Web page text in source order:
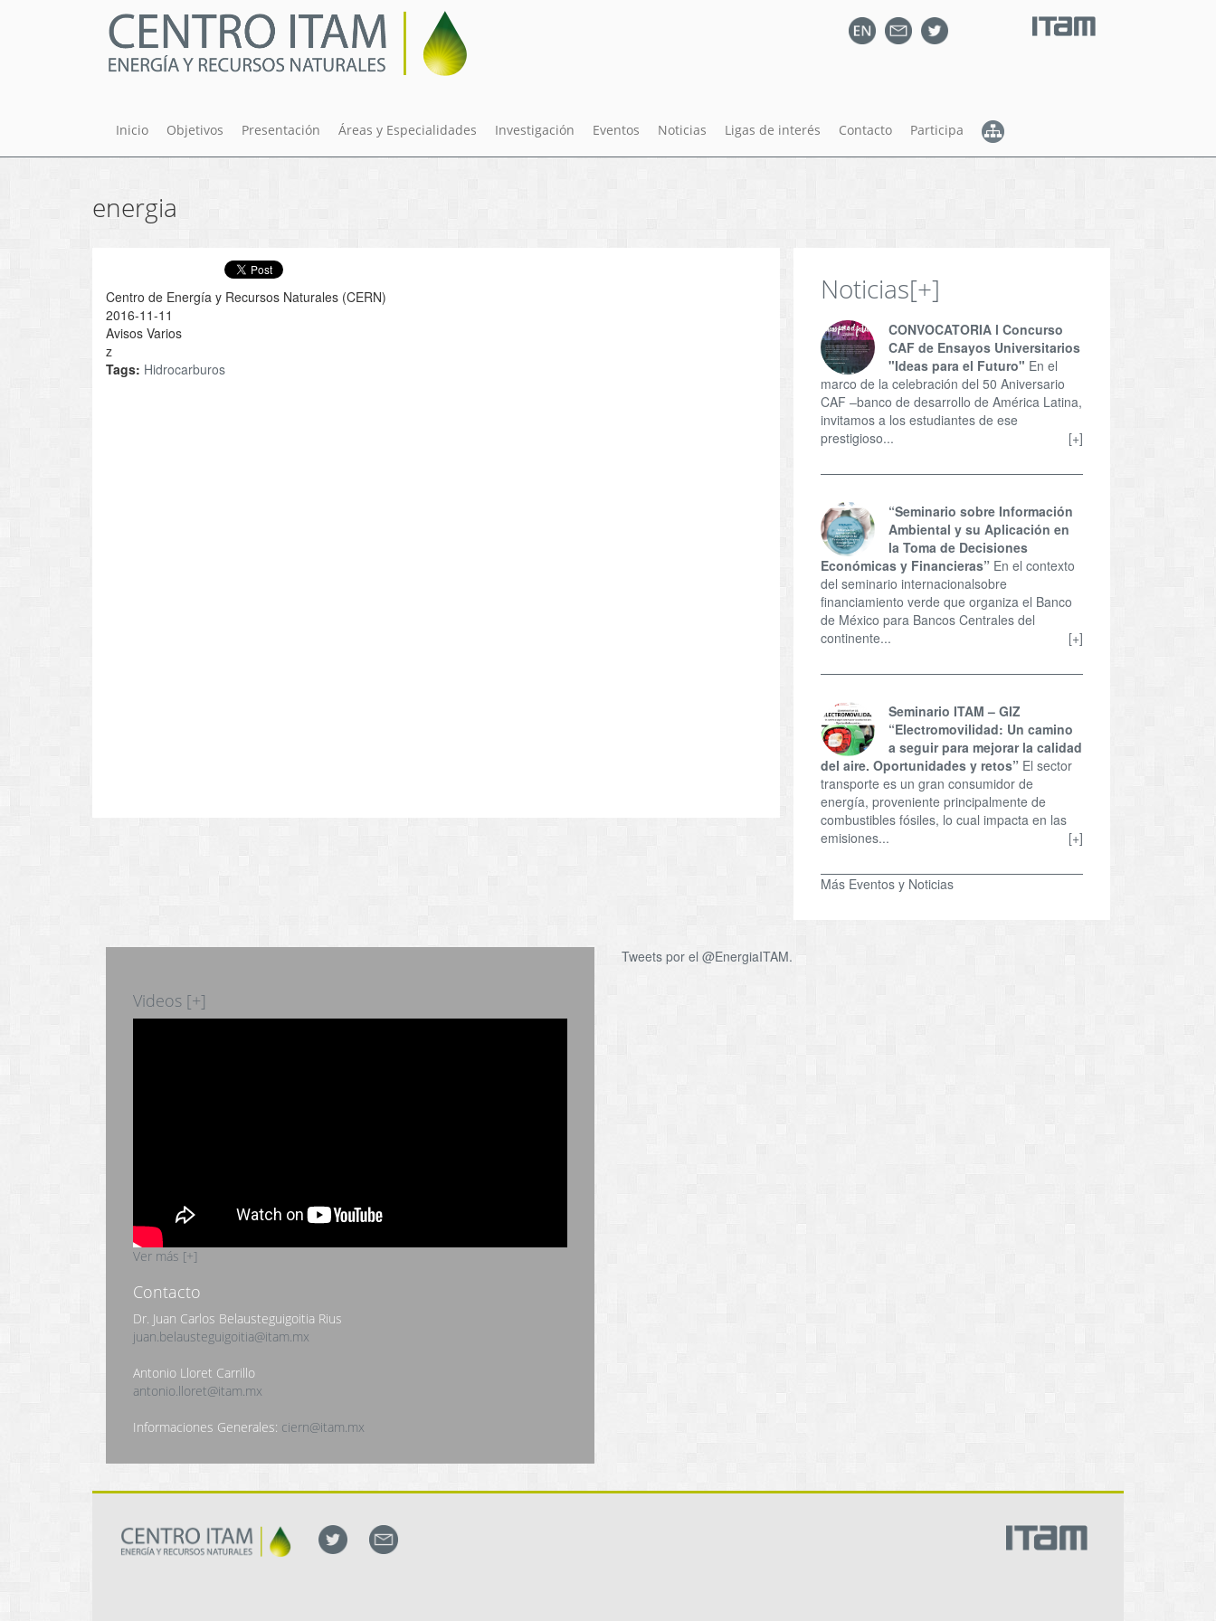
Inicio Objetivos Presentación Áreas y Especialidades Investigación Eventos Noticias Ligas de interés Contacto Participa
energia
Centro de Energía y Recursos Naturales (CERN)
2016-11-11
Avisos Varios
z
Tags: Hidrocarburos
Noticias[+]
CONVOCATORIA l Concurso
CAF de Ensayos Universitarios
"Ideas para el Futuro" En el
marco de la celebración del 50 Aniversario
CAF –banco de desarrollo de América Latina,
invitamos a los estudiantes de ese
prestigioso...
[+]
“Seminario sobre Información
Ambiental y su Aplicación en
la Toma de Decisiones
Económicas y Financieras” En el contexto
del seminario internacionalsobre
financiamiento verde que organiza el Banco
de México para Bancos Centrales del
continente...
[+]
Seminario ITAM – GIZ
“Electromovilidad: Un camino
a seguir para mejorar la calidad
del aire. Oportunidades y retos” El sector
transporte es un gran consumidor de
energía, proveniente principalmente de
combustibles fósiles, lo cual impacta en las
emisiones...
[+]
Más Eventos y Noticias
Videos [+]
Ver más [+]
Contacto
Dr. Juan Carlos Belausteguigoitia Rius
juan.belausteguigoitia@itam.mx
Antonio Lloret Carrillo
antonio.lloret@itam.mx
Informaciones Generales: ciern@itam.mx
Tweets por el @EnergiaITAM.